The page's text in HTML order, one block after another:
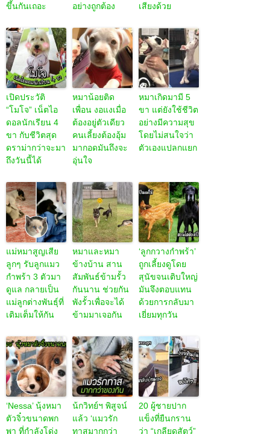
ขึ้นกันเถอะ
อย่างถูกต้อง
เสียงด้วย
เปิดประวัติ
“โมโจ” เน็ตไอ
ดอลนักเรียน 4
ขา กับชีวิตสุด
ดราม่ากว่าจะมา
ถึงวันนี้ได้
หมาน้อยติด
เพื่อน งอแงเมื่อ
ต้องอยู่ตัวเดียว
คนเลี้ยงต้องอุ้ม
มากอดมันถึงจะ
อุ่นใจ
หมาเกิดมามี 5
ขา แต่ยังใช้ชีวิต
อย่างมีความสุข
โดยไม่สนใจว่า
ตัวเองแปลกแยก
แม่หมาสูญเสีย
ลูกๆ รับลูกแมว
กำพร้า 3 ตัวมา
ดูแล กลายเป็น
แม่ลูกต่างพันธุ์ที่
เติมเต็มให้กัน
หมาและหมา
ข้างบ้าน สาน
สัมพันธ์ข้ามรั้ว
กันนาน ช่วยกัน
พังรั้วเพื่อจะได้
ข้ามมาเจอกัน
‘ลูกกวางกำพร้า’
ถูกเลี้ยงดูโดย
สุนัขจนเติบใหญ่
มันจึงตอบแทน
ด้วยการกลับมา
เยี่ยมทุกวัน
‘Nessa’ นุ้งหมา
ตัวจิ๋วขนาดพก
พา ที่กำลังโด่ง
น้กวิทย์ฯ พิสูจน์
แล้ว ‘แมวรัก
ทาสมากกว่า
20 ผู้ชายปาก
แข็งที่ยืนกราน
ว่า “เกลียดสัตว์”